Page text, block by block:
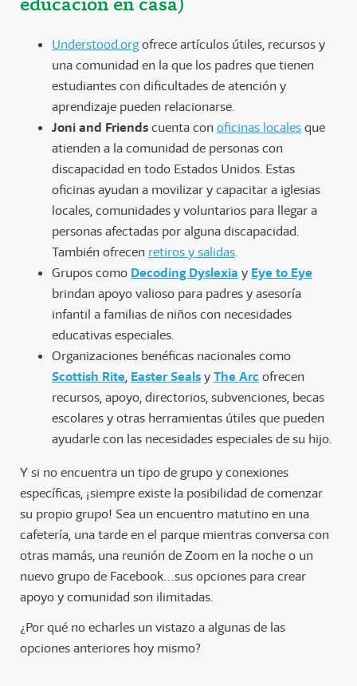
Understood.orgofrece artículos útiles, recursos y
una comunidad en la que los padres que tienen
estudiantes con dificultades de atención y
aprendizaje pueden relacionarse.
Joni and Friendscuenta con oficinas localesque
atienden a la comunidad de personas con
discapacidad en todo Estados Unidos. Estas
oficinas ayudan a movilizar y capacitar a iglesias
locales, comunidades y voluntarios para llegar a
personas afectadas por alguna discapacidad.
También ofrecen retiros y salidas.
Grupos como Decoding Dyslexia y Eye to Eye
brindan apoyo valioso para padres y asesoría
infantil a familias de niños con necesidades
educativas especiales.
Organizaciones benéficas nacionales como
Scottish Rite, Easter SealsyThe Arcofrecen
recursos, apoyo, directorios, subvenciones, becas
escolares y otras herramientas útiles que pueden
ayudarle con las necesidades especiales de su hijo.
Y si no encuentra un tipo de grupo y conexiones
específicas, ¡siempre existe la posibilidad de comenzar
su propio grupo! Sea un encuentro matutino en una
cafetería, una tarde en el parque mientras conversa con
otras mamás, una reunión de Zoom en la noche o un
nuevo grupo de Facebook…sus opciones para crear
apoyo y comunidad son ilimitadas.
¿Por qué no echarles un vistazo a algunas de las
opciones anteriores hoy mismo?